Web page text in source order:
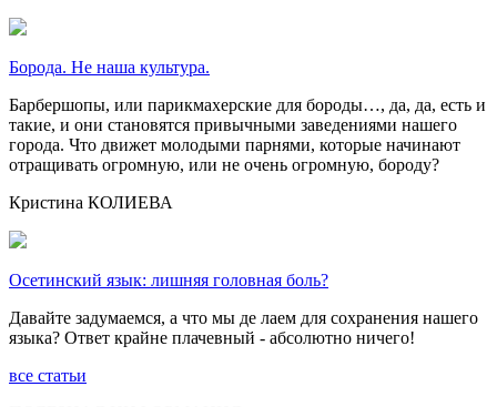
Борода. Не наша культура.
Барбершопы, или парикмахерские для бороды…, да, да, есть и
такие, и они становятся привычными заведениями нашего
города. Что движет молодыми парнями, которые начинают
отращивать огромную, или не очень огромную, бороду?
Кристина КОЛИЕВА
Осетинский язык: лишняя головная боль?
Давайте задумаемся, а что мы де лаем для сохранения нашего
языка? Ответ крайне плачевный - абсолютно ничего!
все статьи